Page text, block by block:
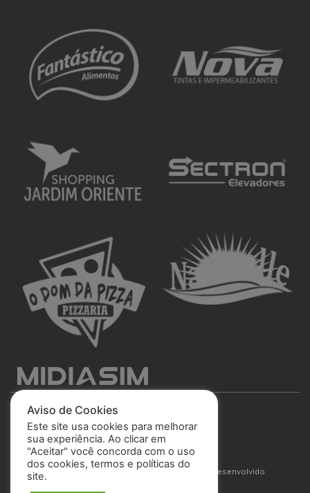
São José Esporte Clube
© 2025 Todos os direitos reservados. Site desenvolvido
Aviso de Cookies
Este site usa cookies para melhorar
sua experiência. Ao clicar em
"Aceitar" você concorda com o uso
dos cookies, termos e políticas do
site.